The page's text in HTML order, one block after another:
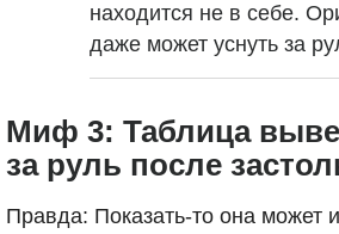
находится не в себе.
даже может уснуть за
Миф 3: Таблица
за руль после
Правда: Показать-то она может